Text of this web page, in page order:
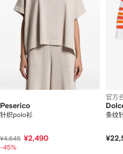
Peserico
针织polo衫
¥4,645 ¥2,490
-45%
官方
条纹